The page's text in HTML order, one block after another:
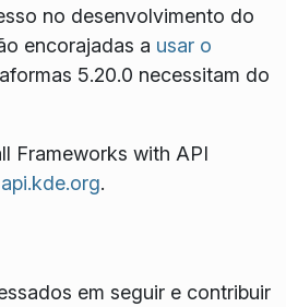
no desenvolvimento do
encorajadas a usar o
5.20.0 necessitam do
Frameworks with API
api.kde.org.
em seguir e contribuir